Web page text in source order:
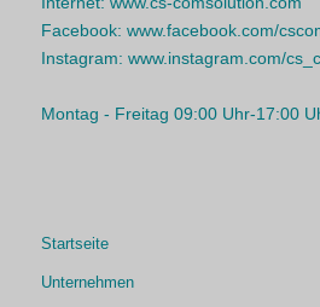
Facebook: www.facebook.com/
Instagram: www.instagram.com/
Montag - Freitag 09:00 Uhr-17:00
Startseite
Unternehmen